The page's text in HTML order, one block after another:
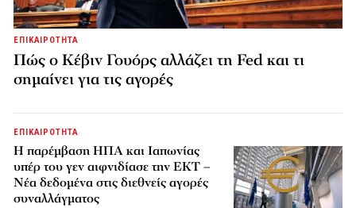
ΕΠΙΚΑΙΡΟΤΗΤΑ
Πώς ο Κέβιν Γουόρς αλλάζει τη Fed και τι
σημαίνει για τις αγορές
ΕΠΙΚΑΙΡΟΤΗΤΑ
Η παρέμβαση ΗΠΑ και Ιαπωνίας
υπέρ του γεν αιφνιδίασε την ΕΚΤ –
Νέα δεδομένα στις διεθνείς αγορές
συναλλάγματος